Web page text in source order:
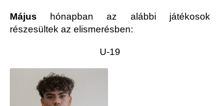
Május
hónapban az alábbi játékosok
részesültek az elismerésben:
U-19